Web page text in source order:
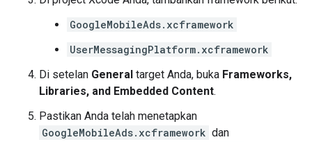
GoogleMobileAds.xcframework
UserMessagingPlatform.xcframework
Di setelan General target Anda, buka Frameworks,
Libraries, and Embedded Content.
Pastikan Anda telah menetapkan
GoogleMobileAds.xcframework dan